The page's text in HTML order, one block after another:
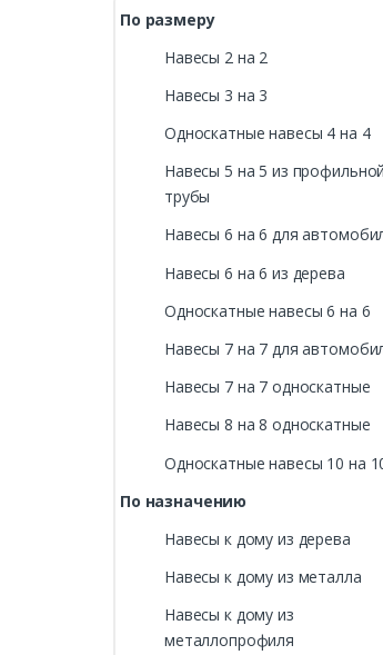
По размеру
Навесы 2 на 2
Навесы 3 на 3
Односкатные навесы 4 на 4
Навесы 5 на 5 из профильной
трубы
Навесы 6 на 6 для
Навесы 6 на 6 из дерева
Односкатные навесы 6 на 6
Навесы 7 на 7 для
Навесы 7 на 7 односкатные
Навесы 8 на 8 односкатные
Односкатные навесы 10 на
По назначению
Навесы к дому из дерева
Навесы к дому из металла
Навесы к дому из
металлопрофиля